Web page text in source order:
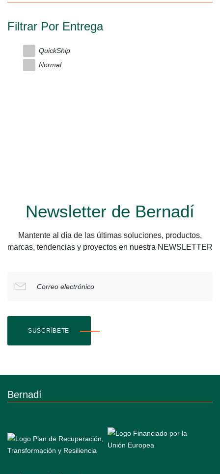
Filtrar Por Entrega
QuickShip
Normal
Newsletter de Bernadí
Mantente al día de las últimas soluciones, productos,
marcas, tendencias y proyectos en nuestra NEWSLETTER
Correo electrónico
SUSCRÍBETE
Bernadí